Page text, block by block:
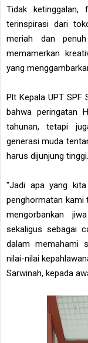
Tidak ketinggalan,
terinspirasi dari
meriah dan
memamerkan
yang
Plt Kepala UPT SPF
bahwa peringatan
tahunan, tetapi
generasi muda
harus dijunjung tinggi.
"Jadi apa yang
penghormatan kami
mengorbankan
sekaligus sebagai
dalam memahami
nilai-nilai
Sarwinah, kepada